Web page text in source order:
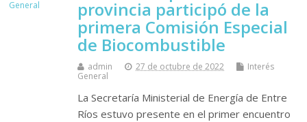
provincia participó de la
primera Comisión Especial
de Biocombustible
admin 27 de octubre de 2022
Interés
General
La Secretaría Ministerial de Energía de Entre
Ríos estuvo presente en el primer encuentro